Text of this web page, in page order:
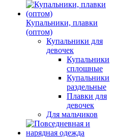
Купальники, плавки
(оптом)
Купальники для
девочек
Купальники
сплошные
Купальники
раздельные
Плавки для
девочек
Для мальчиков